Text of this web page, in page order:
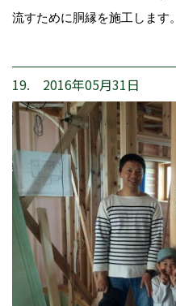
流すために胴縁を施工します。
19. 2016年05月31日